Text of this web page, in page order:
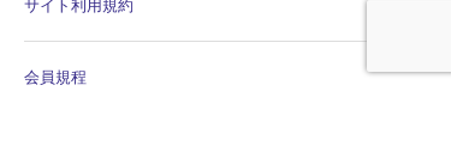
会員規程